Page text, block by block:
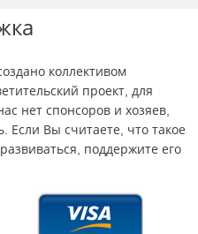
коллективом
проект, для
нет спонсоров и хозяев,
Если Вы считаете, что такое
поддержите его